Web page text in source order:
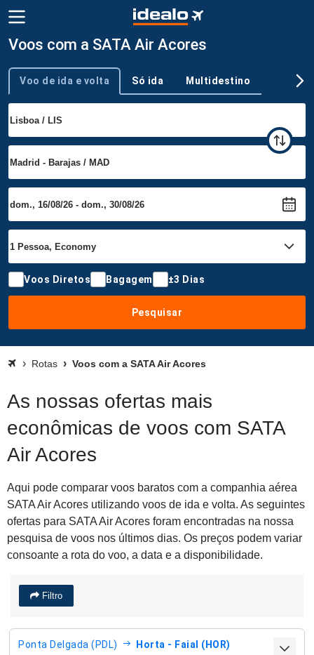
Voos com a SATA Air Acores
Tipo de viagem
Voo de ida e volta Só ida Multidestino
Voos Diretos Bagagem ±3 Dias
Pesquisar
Rotas Voos com a SATA Air Acores
As nossas ofertas mais
econômicas de voos com SATA
Air Acores
Aqui pode comparar voos baratos com a companhia aérea
SATA Air Acores utilizando voos de ida e volta. As seguintes
ofertas para SATA Air Acores foram encontradas na nossa
pesquisa de voos nos últimos dias. Os preços podem variar
consoante a rota do voo, a data e a disponibilidade.
Filtro
Ponta Delgada (PDL) Horta - Faial (HOR)